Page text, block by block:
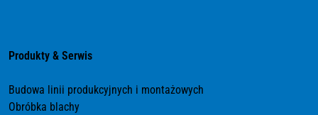
Produkty & Serwis
Budowa linii produkcyjnych i montażowych
Obróbka blachy